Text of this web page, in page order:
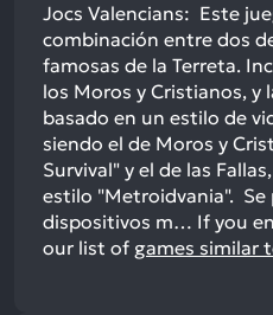
Jocs Valencians: Este
combinación entre dos
famosas de la Terreta.
los Moros y Cristianos, y
basado en un estilo de
siendo el de Moros y
Survival" y el de las
estilo "Metroidvania".
dispositivos m… If you
our list of games similar